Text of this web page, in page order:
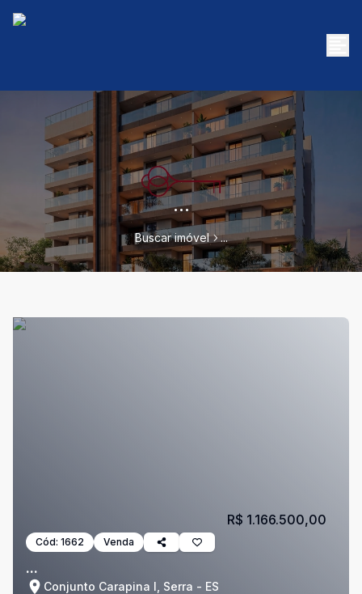
...
Buscar imóvel ...
Cód: 1662 Venda
...
Conjunto Carapina I, Serra - ES
R$ 1.166.500,00